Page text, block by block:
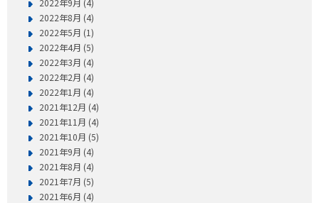
2022年9月 (4)
2022年8月 (4)
2022年5月 (1)
2022年4月 (5)
2022年3月 (4)
2022年2月 (4)
2022年1月 (4)
2021年12月 (4)
2021年11月 (4)
2021年10月 (5)
2021年9月 (4)
2021年8月 (4)
2021年7月 (5)
2021年6月 (4)